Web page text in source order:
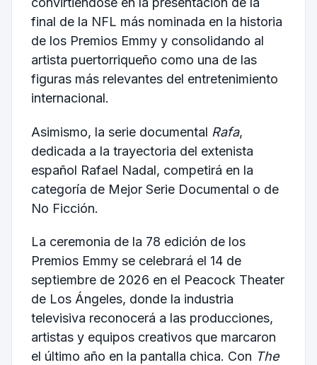
final de la NFL más nominada en la historia
de los Premios Emmy y consolidando al
artista puertorriqueño como una de las
figuras más relevantes del entretenimiento
internacional.
Asimismo, la serie documental Rafa,
dedicada a la trayectoria del extenista
español Rafael Nadal, competirá en la
categoría de Mejor Serie Documental o de
No Ficción.
La ceremonia de la 78 edición de los
Premios Emmy se celebrará el 14 de
septiembre de 2026 en el Peacock Theater
de Los Ángeles, donde la industria
televisiva reconocerá a las producciones,
artistas y equipos creativos que marcaron
el último año en la pantalla chica. Con The